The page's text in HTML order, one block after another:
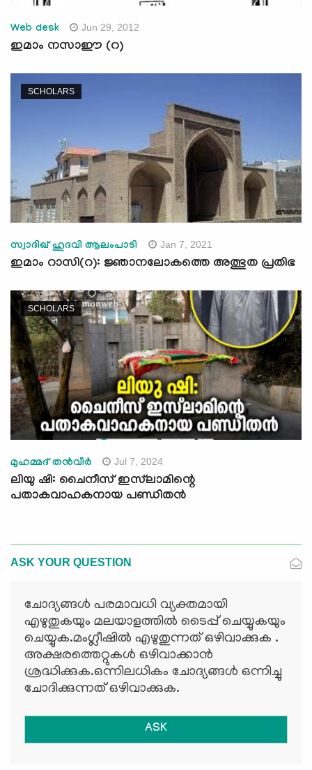
Web desk Jun 29, 2012
ഇമാം നസാഈ (റ)
SCHOLARS
സ്വാദിഖ് ഹുദവി ആലംപാടി Jan 7, 2021
ഇമാം റാസി(റ): ജ്ഞാനലോകത്തെ അത്ഭുത പ്രതിഭ
SCHOLARS
മുഹമ്മദ് തൻവീർ Jul 7, 2024
ലിയു ഷി: ചൈനീസ് ഇസ്‍ലാമിന്റെ
പതാകവാഹകനായ പണ്ഡിതൻ
ASK YOUR QUESTION
ചോദ്യങ്ങള്‍ പരമാവധി വ്യക്തമായി
എഴുതുകയും മലയാളത്തില്‍ ടൈപ്പ് ചെയ്യുകയും
ചെയ്യുക.മംഗ്ലീഷില്‍ എഴുതുന്നത് ഒഴിവാക്കുക .
അക്ഷരത്തെറ്റുകള്‍ ഒഴിവാക്കാന്‍
ശ്രദ്ധിക്കുക.ഒന്നിലധികം ചോദ്യങ്ങള്‍ ഒന്നിച്ചു
ചോദിക്കുന്നത് ഒഴിവാക്കുക.
ASK